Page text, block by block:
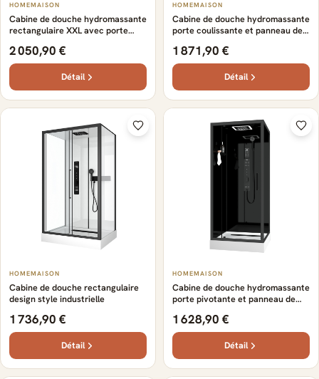
HOMEMAISON
Cabine de douche hydromassante
rectangulaire XXL avec porte
contrôle tactile
2 050,90 €
Détail
HOMEMAISON
Cabine de douche hydromassante
porte coulissante et panneau de
1 871,90 €
Détail
HOMEMAISON
Cabine de douche rectangulaire
design style industrielle
1 736,90 €
Détail
HOMEMAISON
Cabine de douche hydromassante
porte pivotante et panneau de
1 628,90 €
Détail